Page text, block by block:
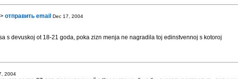
> отправить email Dec 17, 2004
s devuskoj ot 18-21 goda, poka zizn menja ne nagradila toj edinstvennoj s kotoroj
2004